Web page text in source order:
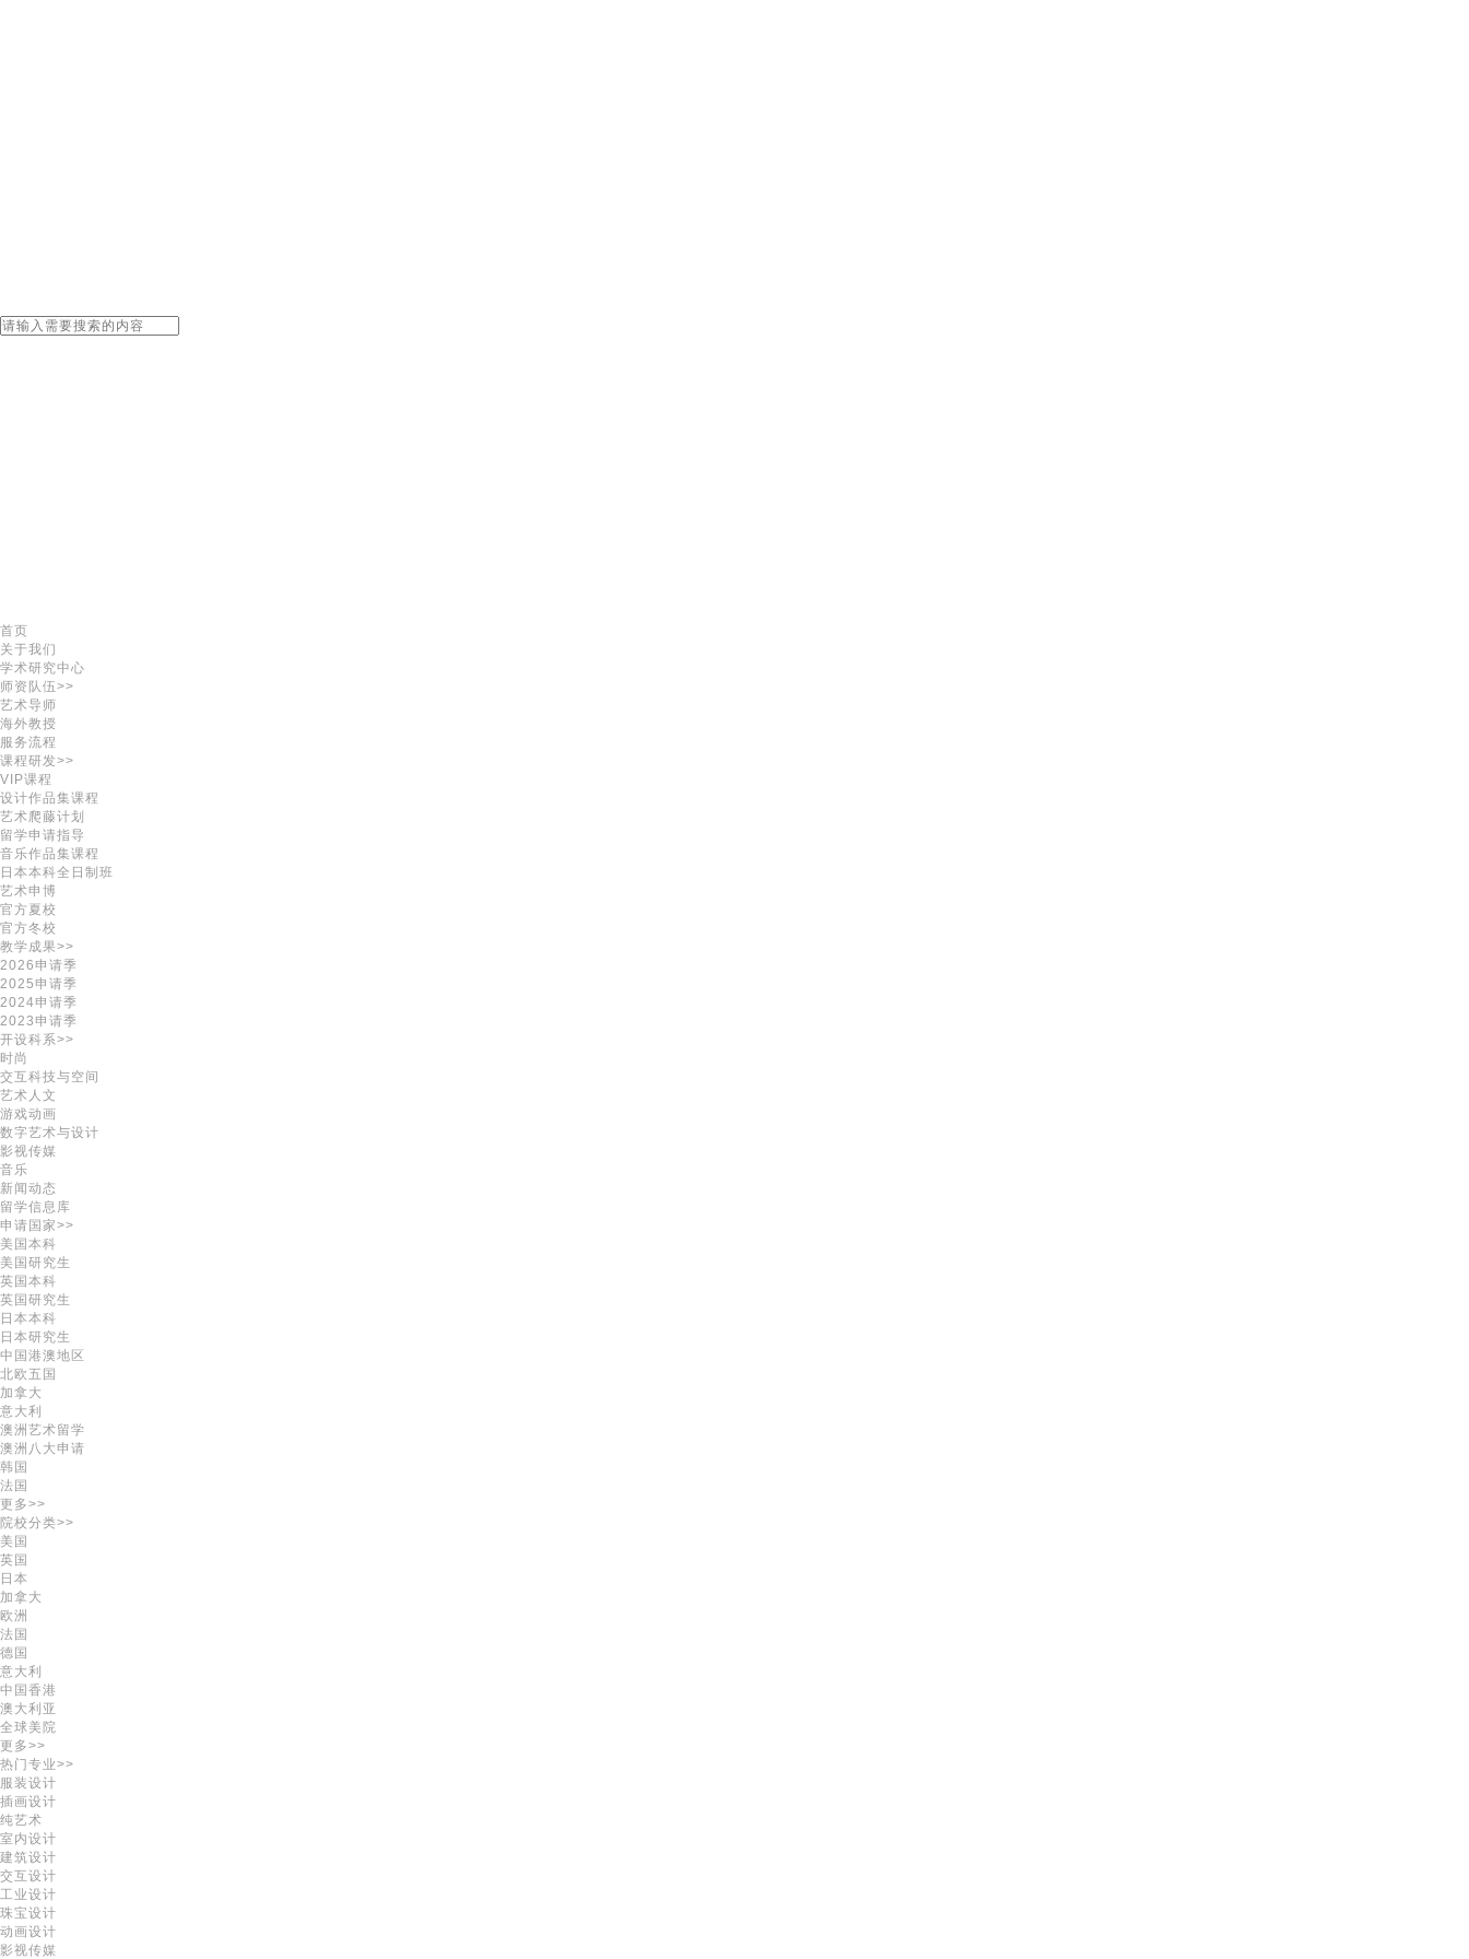
首页
关于我们
学术研究中心
师资队伍>>
艺术导师
海外教授
服务流程
课程研发>>
VIP课程
设计作品集课程
艺术爬藤计划
留学申请指导
音乐作品集课程
日本本科全日制班
艺术申博
官方夏校
官方冬校
教学成果>>
2026申请季
2025申请季
2024申请季
2023申请季
开设科系>>
时尚
交互科技与空间
艺术人文
游戏动画
数字艺术与设计
影视传媒
音乐
新闻动态
留学信息库
申请国家>>
美国本科
美国研究生
英国本科
英国研究生
日本本科
日本研究生
中国港澳地区
北欧五国
加拿大
意大利
澳洲艺术留学
澳洲八大申请
韩国
法国
更多>>
院校分类>>
美国
英国
日本
加拿大
欧洲
法国
德国
意大利
中国香港
澳大利亚
全球美院
更多>>
热门专业>>
服装设计
插画设计
纯艺术
室内设计
建筑设计
交互设计
工业设计
珠宝设计
动画设计
影视传媒